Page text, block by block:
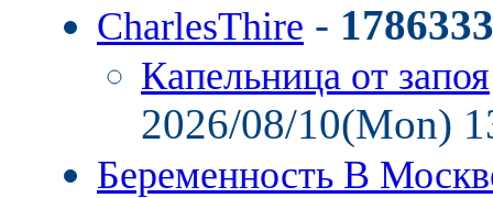
CharlesThire -
Капельница от запоя
2026/08/10(Mon)
Беременность В